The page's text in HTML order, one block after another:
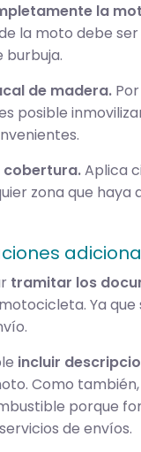
la
la moto debe
burbuja.
de madera.
posible
cobertura.Aplica
zona que haya
tramitar los
Ya
incluir
Como
porque
de envíos.